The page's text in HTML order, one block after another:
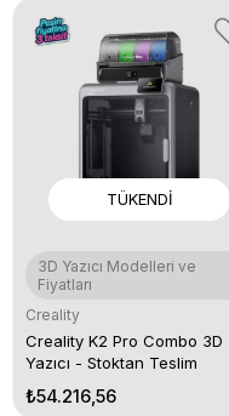
TÜKENDI
3D Yazıcı Modelleri ve
Fiyatları
Creality
Creality K2 Pro Combo 3D
Yazıcı - Stoktan Teslim
₺54.216,56